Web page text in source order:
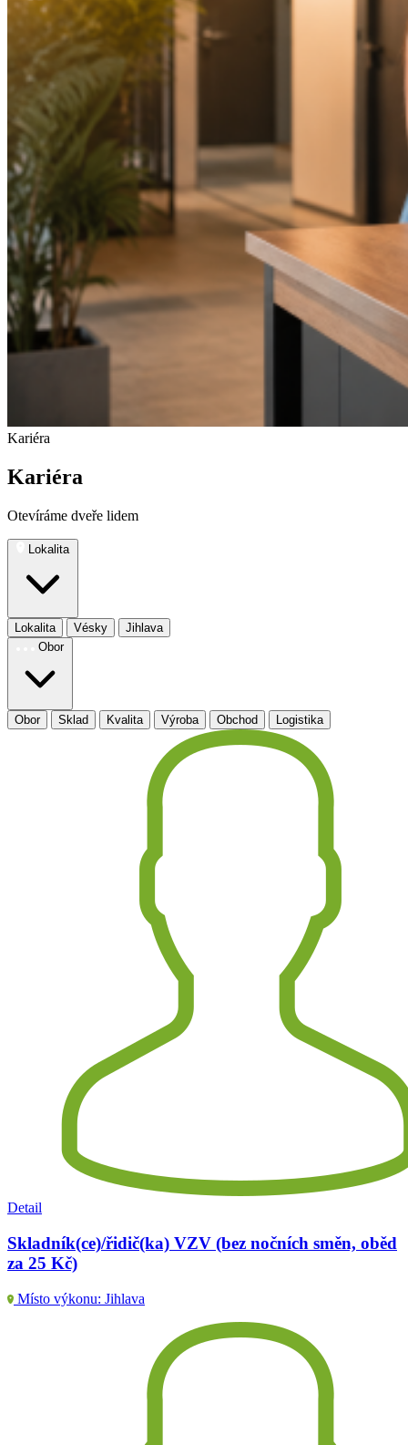
Kariéra
Kariéra
Otevíráme dveře lidem
Lokalita
Lokalita Vésky
Jihlava
Obor
Obor Sklad Kvalita Výroba Obchod Logistika
Detail
Skladník(ce)/řidič(ka) VZV (bez nočních směn, oběd
za 25 Kč)
Místo výkonu: Jihlava